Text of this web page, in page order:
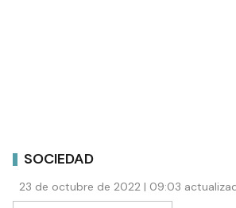
SOCIEDAD
23 de octubre de 2022 | 09:03